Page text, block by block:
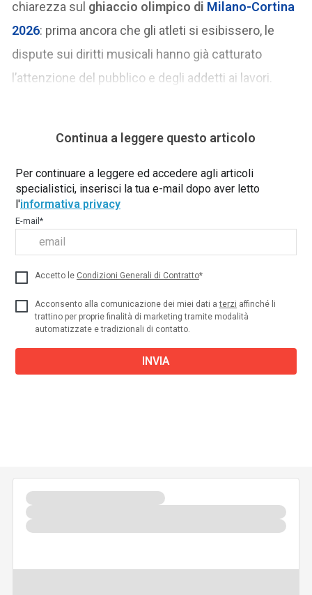
chiarezza sul ghiaccio olimpico di Milano-Cortina
2026: prima ancora che gli atleti si esibissero, le
dispute sui diritti musicali hanno già catturato
l’attenzione del pubblico e degli addetti ai lavori.
Continua a leggere questo articolo
Per continuare a leggere ed accedere agli articoli
specialistici, inserisci la tua e-mail dopo aver letto
l'informativa privacy
E-mail*
Accetto le Condizioni Generali di Contratto*
Acconsento alla comunicazione dei miei dati aterzi affinché li
trattino per proprie finalità di marketing tramite modalità
automatizzate e tradizionali di contatto.